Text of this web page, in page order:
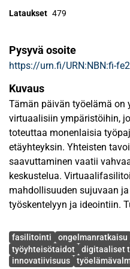
Lataukset 479
Pysyvä osoite
https://urn.fi/URN:NBN:fi-
Kuvaus
Tämän päivän työelämä on
virtuaalisiin ympäristöihin,
toteuttaa monenlaisia
etäyhteyksin. Yhteisten
saavuttaminen vaatii
keskustelua.
mahdollisuuden sujuvaan
työskentelyyn ja ideointiin.
innovatiiviset ratkaisut,
sekä digitaaliset taidot.
välttämätöntä jatkuvasti
Avainsanat
fasilitointi ongelmanratkaisu
työyhteisötaidot
digitaaliset
innovatiivisuus